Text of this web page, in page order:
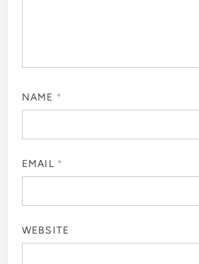
NAME *
EMAIL *
WEBSITE